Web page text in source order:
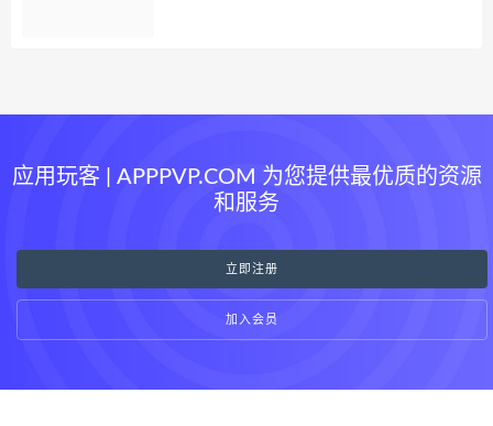
应用玩客 | APPPVP.COM 为您提供最优质的资源
和服务
立即注册
加入会员